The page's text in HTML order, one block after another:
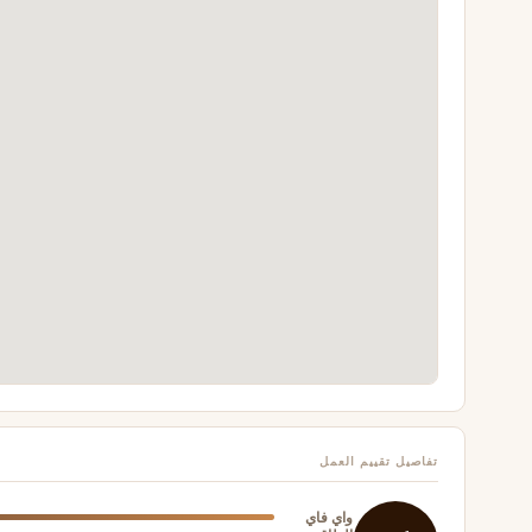
تفاصيل تقييم العمل
واي فاي